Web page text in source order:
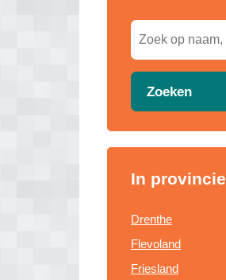
Zoeken
In provincie
Drenthe
Flevoland
Friesland